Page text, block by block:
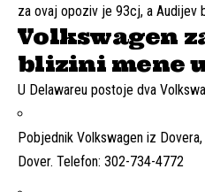
za ovaj opoziv je 93cj, a Audijev
Volkswagen
blizini mene
U Delawareu postoje dva
Pobjednik Volkswagen iz
Dover. Telefon: 302-734-4772